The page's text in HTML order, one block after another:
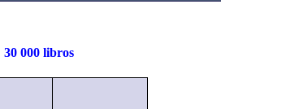
30 000 libros